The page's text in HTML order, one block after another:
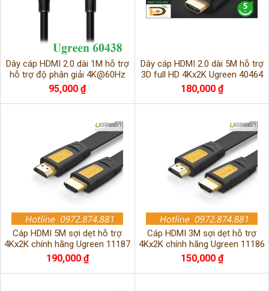
Dây cáp HDMI 2.0 dài 1M hỗ trợ
hỗ trợ độ phân giải 4K@60Hz
Ugreen 60438 cao cấp
95,000 ₫
Dây cáp HDMI 2.0 dài 5M hỗ trợ
3D full HD 4Kx2K Ugreen 40464
chính hãng
180,000 ₫
Cáp HDMI 5M sợi dẹt hỗ trợ
4Kx2K chính hãng Ugreen 11187
cao cấp
190,000 ₫
Cáp HDMI 3M sợi dẹt hỗ trợ
4Kx2K chính hãng Ugreen 11186
cao cấp
150,000 ₫